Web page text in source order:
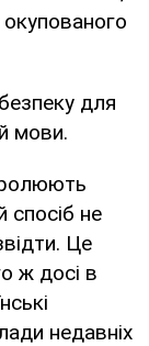
для
мови.
спосіб не
Це
ж досі в
недавніх